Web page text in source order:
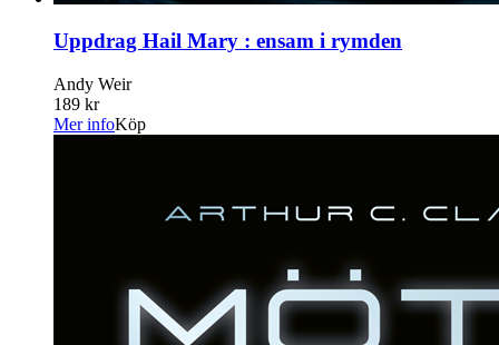
Uppdrag Hail Mary : ensam i rymden
Andy Weir
189 kr
Mer infoKöp